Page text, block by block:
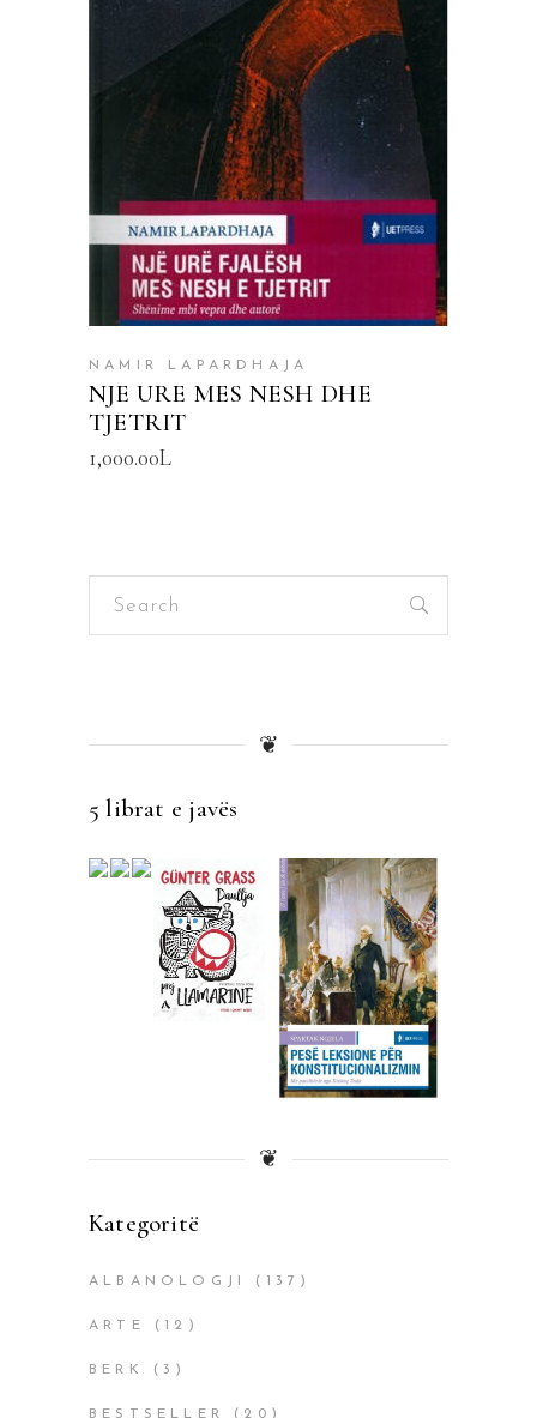
SHTOJE NË SHPORTË
NAMIR LAPARDHAJA
NJE URE MES NESH DHE
TJETRIT
1,000.00L
Search
❦
5 librat e javës
❦
Kategoritë
ALBANOLOGJI (137)
ARTE (12)
BERK (3)
BESTSELLER (20)